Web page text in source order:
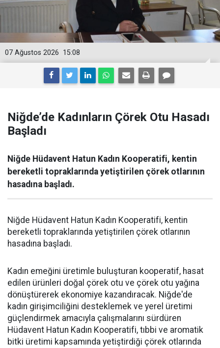
15:08
07 Ağustos 2026
Niğde’de Kadınların Çörek Otu Hasadı
Başladı
Niğde Hüdavent Hatun Kadın Kooperatifi, kentin
bereketli topraklarında yetiştirilen çörek otlarının
hasadına başladı.
Niğde Hüdavent Hatun Kadın Kooperatifi, kentin
bereketli topraklarında yetiştirilen çörek otlarının
hasadına başladı.
Kadın emeğini üretimle buluşturan kooperatif, hasat
edilen ürünleri doğal çörek otu ve çörek otu yağına
dönüştürerek ekonomiye kazandıracak. Niğde'de
kadın girişimciliğini desteklemek ve yerel üretimi
güçlendirmek amacıyla çalışmalarını sürdüren
Hüdavent Hatun Kadın Kooperatifi, tıbbi ve aromatik
bitki üretimi kapsamında yetiştirdiği çörek otlarında